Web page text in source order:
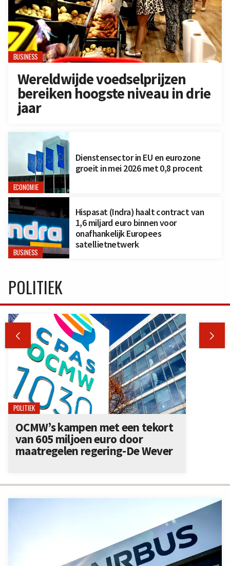
BUSINESS
Wereldwijde voedselprijzen
bereiken hoogste niveau in drie
jaar
ECONOMIE
Dienstensector in EU en eurozone
groeit in mei 2026 met 0,8 procent
BUSINESS
Hispasat (Indra) haalt contract van
1,6 miljard euro binnen voor
onafhankelijk Europees
satellietnetwerk
POLITIEK
 
POLITIEK
OCMW’s kampen met een tekort
van 605 miljoen euro door
maatregelen regering-De Wever